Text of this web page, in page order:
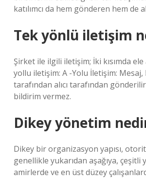
katılımcı da hem gönderen hem de
Tek yönlü iletişim
Şirket ile ilgili iletişim; İki kısımda ele
yollu iletişim: A -Yolu İletişim: Mesaj,
tarafından alıcı tarafından gönderilir
bildirim vermez.
Dikey yönetim
Dikey bir organizasyon yapısı,
genellikle yukarıdan aşağıya, çeşitli
amirlerde ve en üst düzey